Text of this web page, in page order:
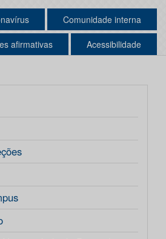
Comunidade interna
afirmativas Acessibilidade